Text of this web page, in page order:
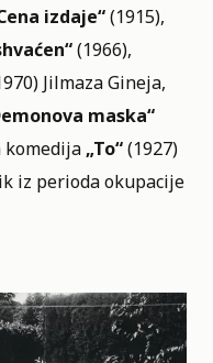
izdaje“(1915),
(1966),
Jilmaza Gineja,
maska“
komedija „To“(1927)
iz perioda okupacije